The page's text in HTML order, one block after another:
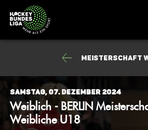
Meisterschaft
Samstag, 07. Dezember 2024
Weiblich - BERLIN
Weibliche U18